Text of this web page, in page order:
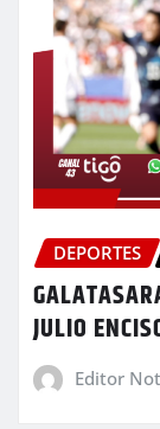
DEPORTES
JULIO
Editor